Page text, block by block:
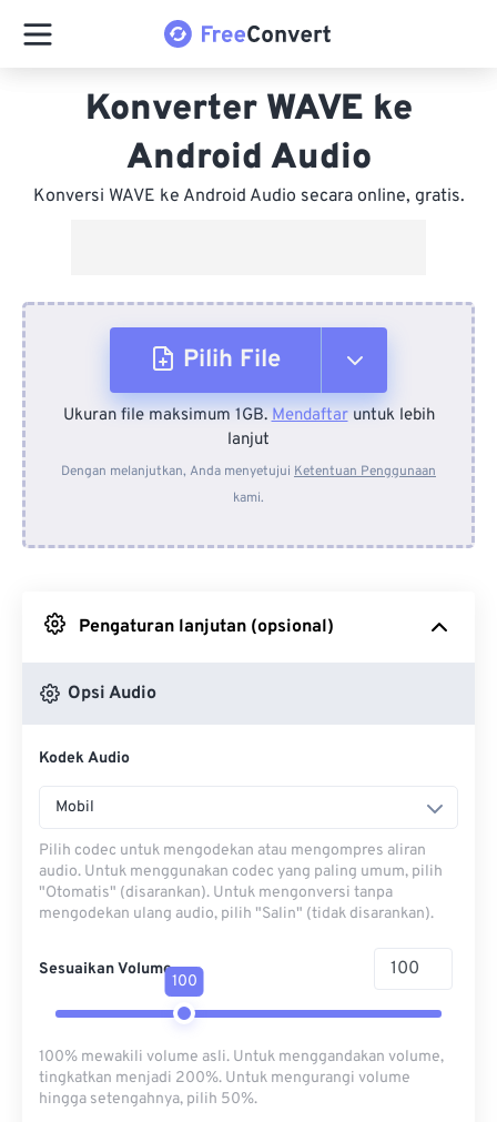
Konverter WAVE ke
Android Audio
Konversi WAVE ke Android Audio secara online, gratis.
Pilih File
Dari Perangkat
Dari Dropbox
Ukuran file maksimum 1GB.Mendaftaruntuk lebih
lanjut
Dengan melanjutkan, Anda menyetujui Ketentuan Penggunaan
kami.
Pengaturan lanjutan (opsional)
Opsi Audio
Kodek Audio
Mobil
Pilih codec untuk mengodekan atau mengompres aliran
audio. Untuk menggunakan codec yang paling umum, pilih
"Otomatis" (disarankan). Untuk mengonversi tanpa
mengodekan ulang audio, pilih "Salin" (tidak disarankan).
Sesuaikan Volume
100
100% mewakili volume asli. Untuk menggandakan volume,
tingkatkan menjadi 200%. Untuk mengurangi volume
hingga setengahnya, pilih 50%.